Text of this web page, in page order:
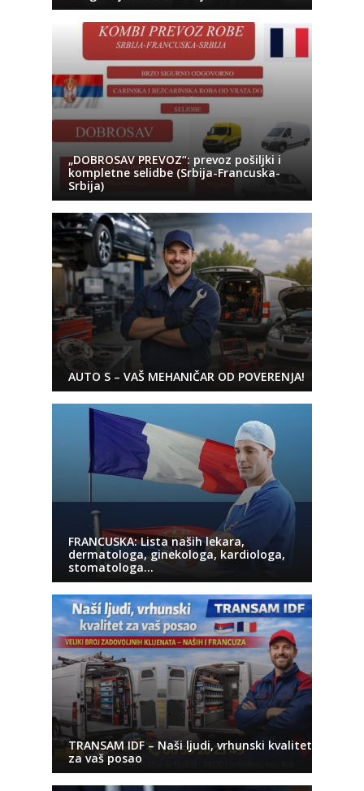
„DOBROSAV PREVOZ“: prevoz pošiljki i
kompletne selidbe (Srbija-Francuska-
Srbija)
AUTO S – VAŠ MEHANIČAR OD POVERENJA!
FRANCUSKA: Lista naših lekara,
dermatologa, ginekologa, kardiologa,
stomatologa…
TRANSAM IDF – Naši ljudi, vrhunski kvalitet
za vaš posao